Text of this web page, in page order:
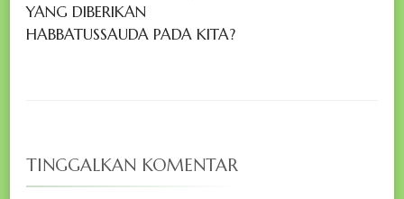
YANG DIBERIKAN
HABBATUSSAUDA PADA KITA?
TINGGALKAN KOMENTAR